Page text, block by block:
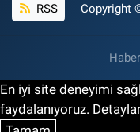
RSS Copyright
En iyi site deneyimi
faydalanıyoruz.